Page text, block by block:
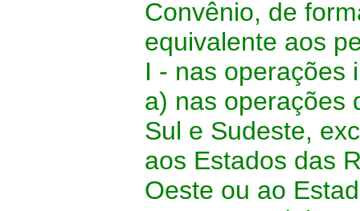
Convênio, de
equivalente aos
I - nas operações
a) nas operações
Sul e Sudeste,
aos Estados das
Oeste ou ao